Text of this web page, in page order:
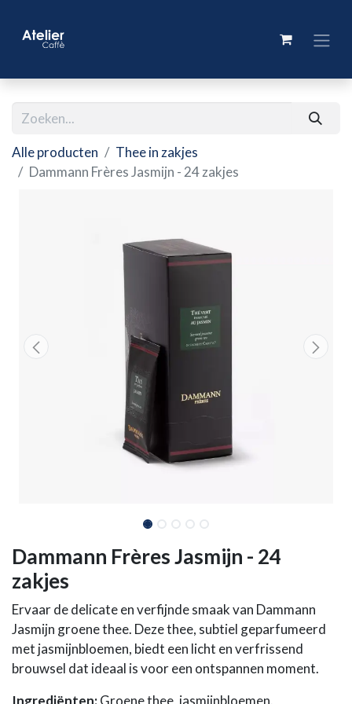
Alle producten
Thee in zakjes
Dammann Frères Jasmijn - 24 zakjes
Dammann Frères Jasmijn - 24
zakjes
Ervaar de delicate en verfijnde smaak van Dammann
Jasmijn groene thee. Deze thee, subtiel geparfumeerd
met jasmijnbloemen, biedt een licht en verfrissend
brouwsel dat ideaal is voor een ontspannen moment.